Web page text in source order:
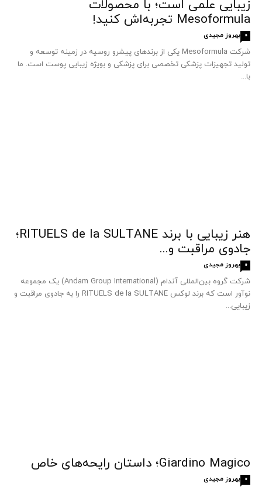
زیبایی علمی است؛ با محصولات
Mesoformula تجربه‌اش کنید!
بهروز مجیدی 0
شرکت Mesoformula یکی از برندهای پیشرو روسیه در زمینه توسعه و
تولید تجهیزات پزشکی تخصصی برای پزشکی و بویژه زیبایی پوست است. ما
با...
هنر زیبایی با برند RITUELS de la SULTANE؛
جادوی مراقبت و...
بهروز مجیدی 0
شرکت گروه بین‌المللی آندام (Andam Group International) یک مجموعه
نوآور است که برند لوکس RITUELS de la SULTANE را به جادوی مراقبت و
زیبایی...
Giardino Magico؛ داستان رایحه‌های خاص
بهروز مجیدی 0